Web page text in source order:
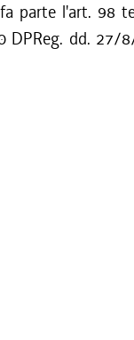
parte l'art. 98
DPReg. dd. 27/